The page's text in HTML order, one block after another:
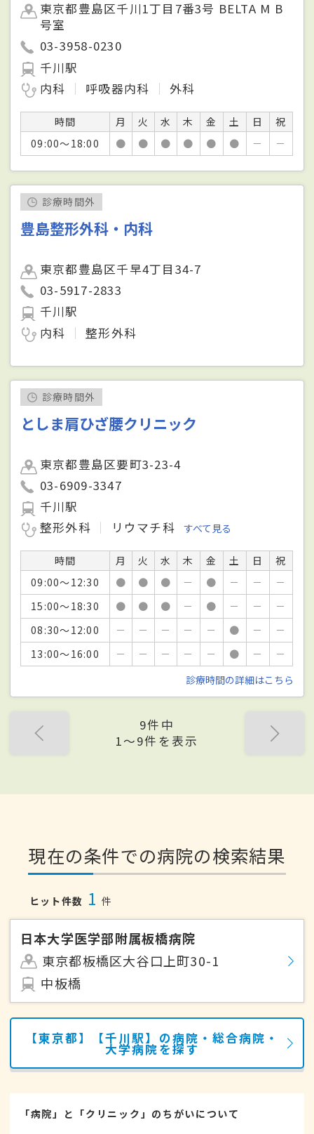
東京都豊島区千川1丁目7番3号 BELTA M B
号室
03-3958-0230
千川駅
内科
呼吸器内科 外科
時間 月 火 水 木 金 土 日
祝
09:00～18:00
● ● ● ● ● ● － －
診療時間外
豊島整形外科・内科
東京都豊島区千早4丁目34-7
03-5917-2833
千川駅
内科
整形外科
診療時間外
としま肩ひざ腰クリニック
東京都豊島区要町3-23-4
03-6909-3347
千川駅
整形外科
リウマチ科 すべて見る
時間 月 火 水 木 金 土 日
祝
09:00～12:30
● ● ● － ● － －
－
15:00～18:30
● ● ● － ● － －
－
08:30～12:00
－ － － － － ● －
－
13:00～16:00
－ － － － － ● －
－
診療時間の詳細はこちら
9件中
1〜9件を表示
現在の条件での病院の検索結果
ヒット件数 1 件
日本大学医学部附属板橋病院
東京都板橋区大谷口上町30-1
中板橋
【東京都】【千川駅】の病院・総合病院・
大学病院を探す
「病院」と「クリニック」のちがいについて